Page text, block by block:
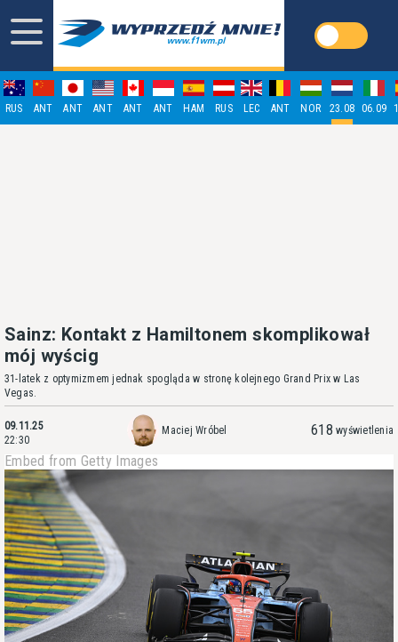
RUS ANT ANT ANT ANT ANT HAM RUS LEC ANT NOR 23.08 06.09
Sainz: Kontakt z Hamiltonem skomplikował
mój wyścig
31-latek z optymizmem jednak spogląda w stronę kolejnego Grand Prix w Las
Vegas.
09.11.25
22:30
Maciej Wróbel 618 wyświetlenia
Embed from Getty Images